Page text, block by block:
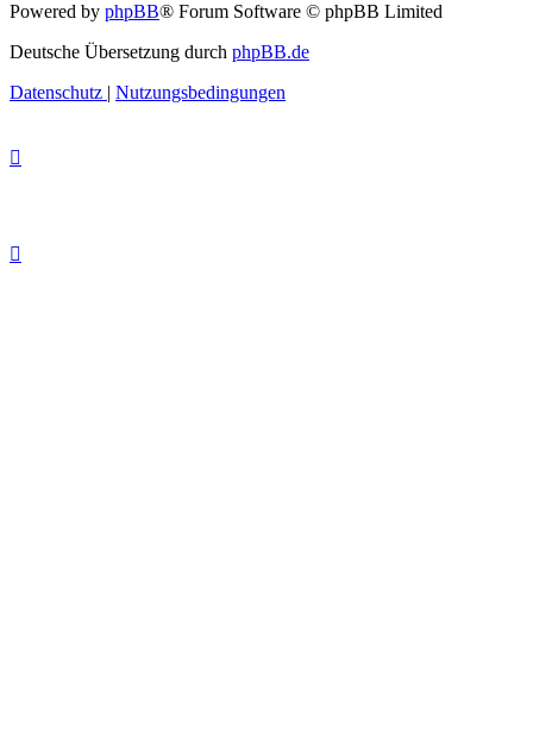
Powered by phpBB® Forum Software © phpBB Limited
Deutsche Übersetzung durch phpBB.de
Datenschutz | Nutzungsbedingungen